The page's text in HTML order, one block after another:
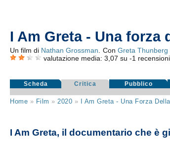
I Am Greta - Una forza
Un film di Nathan Grossman . Con Greta Thunberg
valutazione media:3,07 su-1
Scheda Critica Pubblico
Home » Film » 2020 » I Am Greta - Una Forza
I Am Greta, il documentario che è